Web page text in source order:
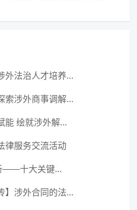
外法治人才培养...
索涉外商事调解...
能 绘就涉外解...
律服务交流活动
——十大关键...
】涉外合同的法...